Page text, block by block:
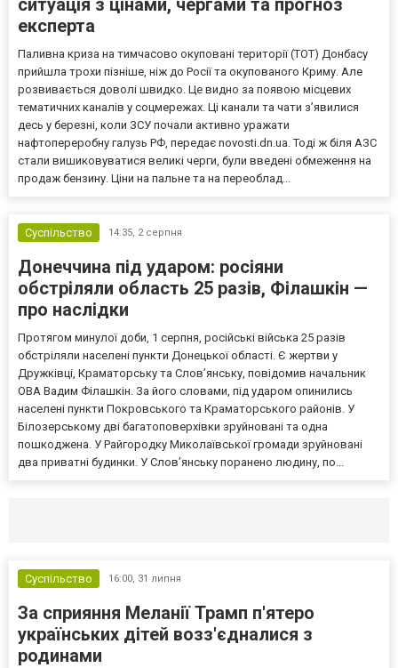
ситуація з цінами, чергами та прогноз
експерта
Паливна криза на тимчасово окуповані території (ТОТ) Донбасу
прийшла трохи пізніше, ніж до Росії та окупованого Криму. Але
розвивається доволі швидко. Це видно за появою місцевих
тематичних каналів у соцмережах. Ці канали та чати з’явилися
десь у березні, коли ЗСУ почали активно уражати
нафтопереробну галузь РФ, передає novosti.dn.ua. Тоді ж біля АЗС
стали вишиковуватися великі черги, були введені обмеження на
продаж бензину. Ціни на пальне та на переоблад...
Суспільство 14:35, 2 серпня
Донеччина під ударом: росіяни
обстріляли область 25 разів, Філашкін —
про наслідки
Протягом минулої доби, 1 серпня, російські війська 25 разів
обстріляли населені пункти Донецької області. Є жертви у
Дружківці, Краматорську та Слов’янську, повідомив начальник
ОВА Вадим Філашкін. За його словами, під ударом опинились
населені пункти Покровського та Краматорського районів. У
Білозерському дві багатоповерхівки зруйновані та одна
пошкоджена. У Райгородку Миколаївської громади зруйновані
два приватні будинки. У Слов’янську поранено людину, по...
Суспільство 16:00, 31 липня
За сприяння Меланії Трамп п'ятеро
українських дітей возз'єдналися з
родинами